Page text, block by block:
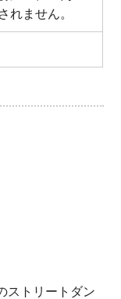
れません。
ストリートダン